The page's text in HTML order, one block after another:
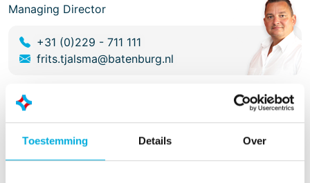
Toestemming Details Over
Managing Director
+31 (0)229 - 711 111
frits.tjalsma@batenburg.nl
VCA 2017-6.0 Certificaat van
Goedkeuring